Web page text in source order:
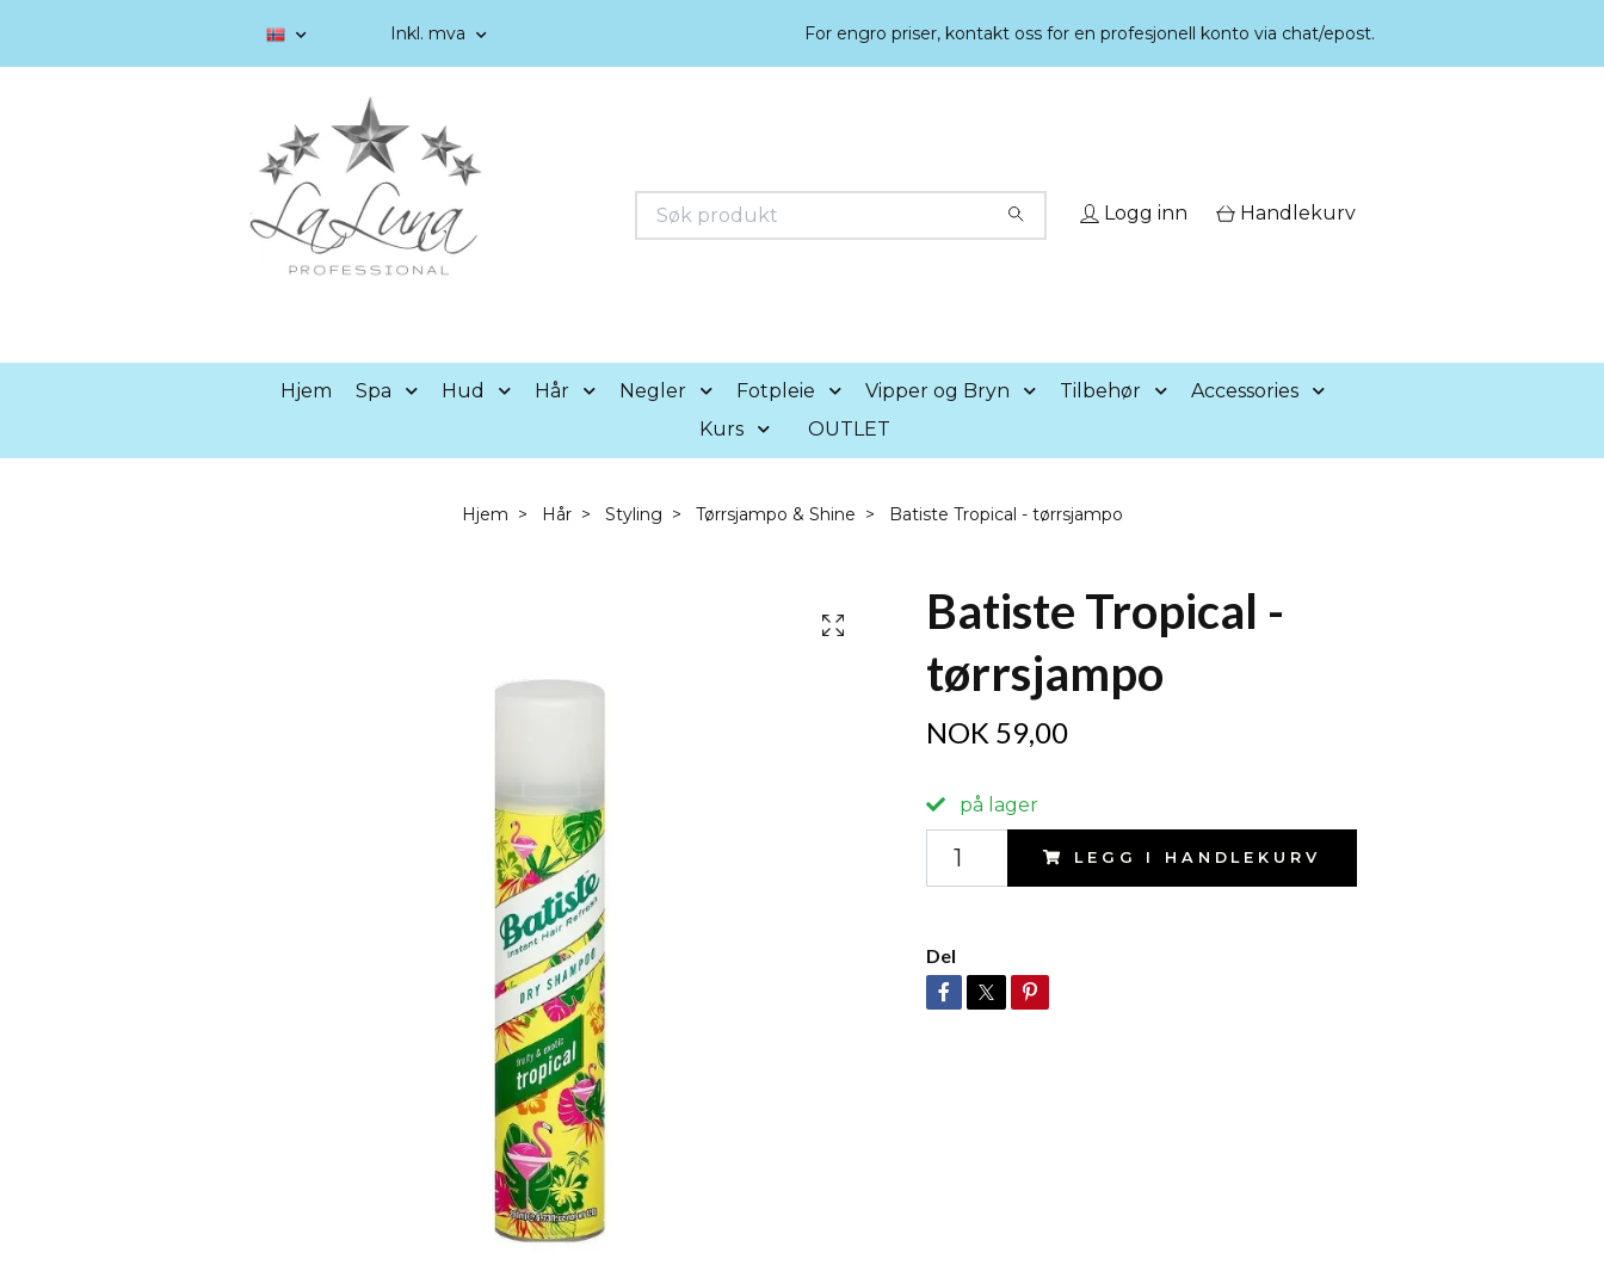
Inkl. mva For engro priser, kontakt oss for en profesjonell konto via chat/epost.
Logg inn Handlekurv
Hjem Spa Hud Hår Negler Fotpleie Vipper og Bryn Tilbehør
Accessories
Kurs
OUTLET
Hjem Hår Styling Tørrsjampo & Shine Batiste Tropical - tørrsjampo
Batiste Tropical -
tørrsjampo
NOK 59,00
på lager
LEGG I HANDLEKURV
Del